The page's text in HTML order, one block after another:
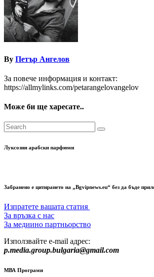
By Петър Ангелов
За повече информация и контакт:
https://allmylinks.com/petarangelovangelov
Може би ще харесате..
Луксозни арабски парфюми
Забранено е цитирането на „Bgvipnews.eu“ без да бъде
Изпратете вашата статия
За връзка с нас
За медиино партньорство
Използвайте e-mail адрес:
p.media.group.bulgaria@gmail.com
МВА Програми